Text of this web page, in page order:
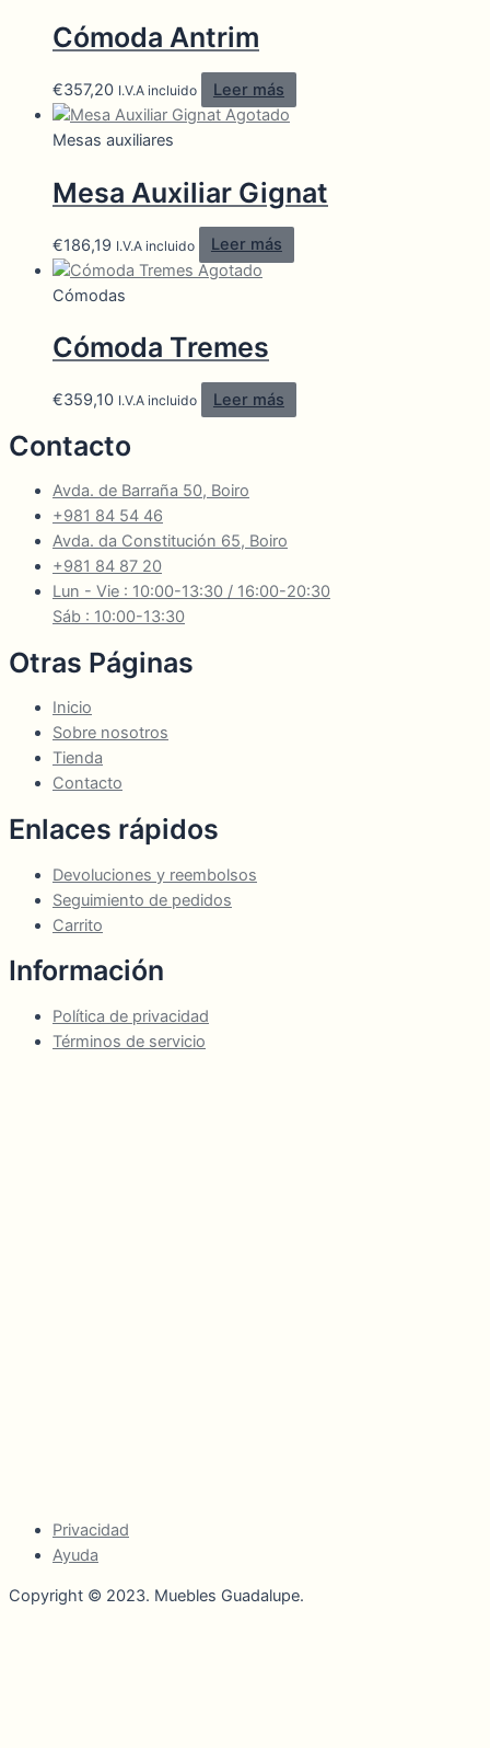
Cómoda Antrim
€357,20 I.V.A incluido
Leer más
Agotado
Mesas auxiliares
Mesa Auxiliar Gignat
€186,19 I.V.A incluido
Leer más
Agotado
Cómodas
Cómoda Tremes
€359,10 I.V.A incluido Leer más
Contacto
Avda. de Barraña 50, Boiro
+981 84 54 46
Avda. da Constitución 65, Boiro
+981 84 87 20
Lun - Vie : 10:00-13:30 / 16:00-20:30
Sáb : 10:00-13:30
Otras Páginas
Inicio
Sobre nosotros
Tienda
Contacto
Enlaces rápidos
Devoluciones y reembolsos
Seguimiento de pedidos
Carrito
Información
Política de privacidad
Términos de servicio
Privacidad
Ayuda
Copyright © 2023. Muebles Guadalupe.